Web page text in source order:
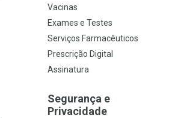
Vacinas
Exames e Testes
Serviços Farmacêuticos
Prescrição Digital
Assinatura
Segurança e
Privacidade